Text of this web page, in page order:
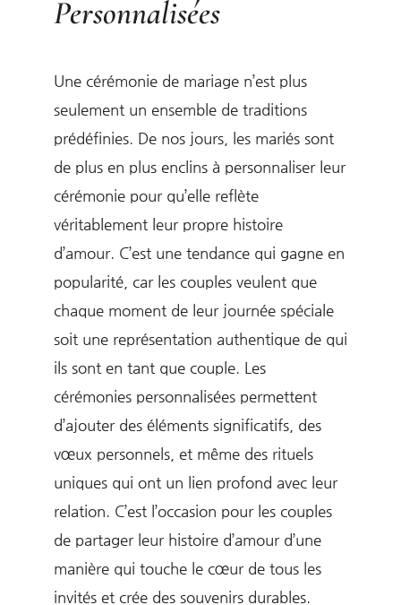
Personnalisées
Une cérémonie de mariage n’est plus
seulement un ensemble de traditions
prédéfinies. De nos jours, les mariés sont
de plus en plus enclins à personnaliser leur
cérémonie pour qu’elle reflète
véritablement leur propre histoire
d’amour. C’est une tendance qui gagne en
popularité, car les couples veulent que
chaque moment de leur journée spéciale
soit une représentation authentique de qui
ils sont en tant que couple. Les
cérémonies personnalisées permettent
d’ajouter des éléments significatifs, des
vœux personnels, et même des rituels
uniques qui ont un lien profond avec leur
relation. C’est l’occasion pour les couples
de partager leur histoire d’amour d’une
manière qui touche le cœur de tous les
invités et crée des souvenirs durables.